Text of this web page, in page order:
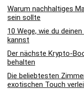
Warum nachhaltiges
sein sollte
10 Wege, wie du
kannst
Der nächste Krypto-
behalten
Die beliebtesten
exotischen Touch